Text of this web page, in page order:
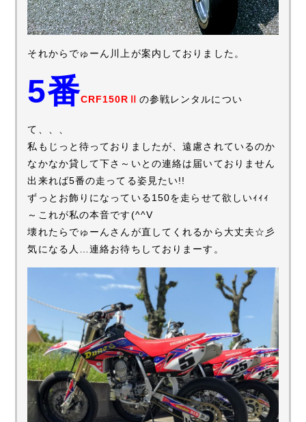
それからでゅーん川上が案内しておりました。
5番CRF150RⅡ の参戦レンタルについ
て、、、
私もじっと待っておりましたが、遠慮されているのか
なかなか貸して下さ～いとの連絡は届いておりません
出来れば5番の走ってる姿見たい!!
ずっとお飾りになっている150を走らせて欲しいｨｨｨ
～これが私の本音です(^^V
壊れたらでゅーんさんが直してくれるから大丈夫☆彡
気になる人…連絡お待ちしておりまーす。